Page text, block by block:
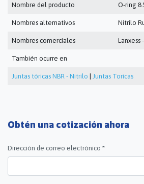
Nombre del producto O-ring
Nombres alternativos Nitrilo
Nombres comerciales Lanxess
También ocurre en
Juntas tóricas NBR - Nitrilo | Juntas Toricas
Obtén una cotización ahora
Dirección de correo electrónico *